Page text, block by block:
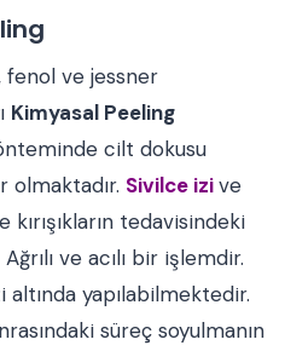
fenol ve jessner
Kimyasal Peeling
cilt dokusu
olmaktadır. Sivilce izive
tedavisindeki
ve acılı bir işlemdir.
yapılabilmektedir.
süreç soyulmanın